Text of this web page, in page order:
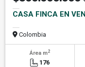
CASA FINCA EN
Colombia
Área m2
176